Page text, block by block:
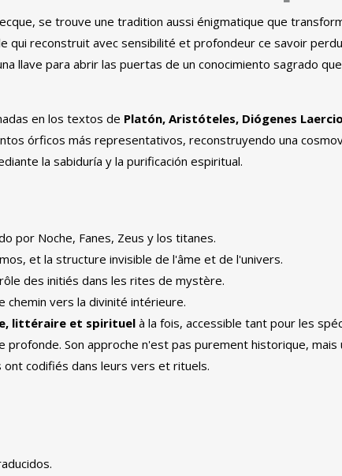
se trouve une tradition aussi énigmatique que
qui reconstruit avec sensibilité et profondeur ce savoir
llave para abrir las puertas de un conocimiento sagrado
en los textos de Platón, Aristóteles, Diógenes Laercio
órficos más representativos, reconstruyendo una
la sabiduría y la purificación espiritual.
por Noche, Fanes, Zeus y los titanes.
, et la structure invisible de l'âme et de l'univers.
des initiés dans les rites de mystère.
chemin vers la divinité intérieure.
littéraire et spirituelà la fois, accessible tant pour les
profonde. Son approche n'est pas purement historique,
codifiés dans leurs vers et rituels.
.